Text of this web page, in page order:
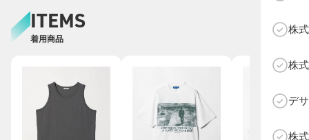
株
株
デ
株
ITEMS
着用商品